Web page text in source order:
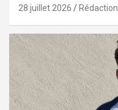
28 juillet 2026 Rédaction